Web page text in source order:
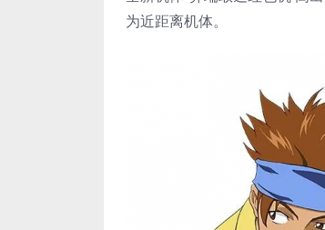
为近距离机体。